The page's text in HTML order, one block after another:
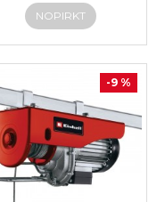
NOPIRKT
-9 %